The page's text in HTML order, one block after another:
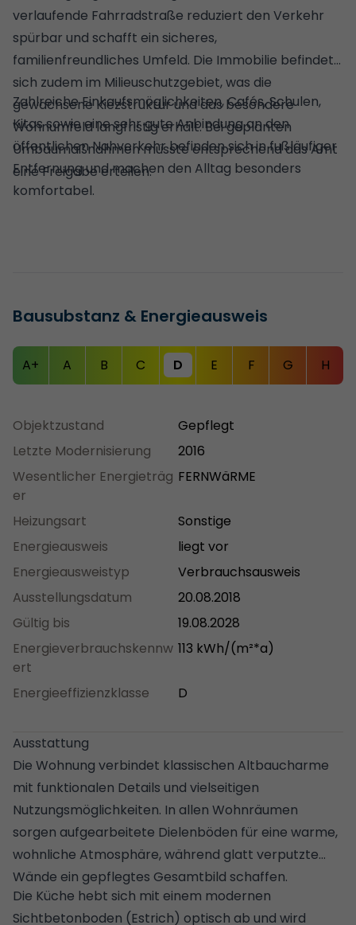
verlaufende Fahrradstraße reduziert den Verkehr
spürbar und schafft ein sicheres,
familienfreundliches Umfeld. Die Immobilie befindet
sich zudem im Milieuschutzgebiet, was die
gewachsene Kiezstruktur und das besondere
Wohnumfeld langfristig erhält. Bei geplanten
Umbaumaßnahmen müsste entsprechend das Amt
eine Freigabe erteilen.
Zahlreiche Einkaufsmöglichkeiten, Cafés, Schulen,
Kitas sowie eine sehr gute Anbindung an den
öffentlichen Nahverkehr befinden sich in fußläufiger
Entfernung und machen den Alltag besonders
komfortabel.
Bausubstanz & Energieausweis
A+ A B C D E F G H
Objektzustand
Gepflegt
Letzte Modernisierung
2016
Wesentlicher Energieträg
er
FERNWäRME
Heizungsart
Sonstige
Energieausweis
liegt vor
Energieausweistyp
Verbrauchsausweis
Ausstellungsdatum
20.08.2018
Gültig bis
19.08.2028
Energieverbrauchskennw
ert
113 kWh/(m²*a)
Energieeffizienzklasse D
Ausstattung
Die Wohnung verbindet klassischen Altbaucharme
mit funktionalen Details und vielseitigen
Nutzungsmöglichkeiten. In allen Wohnräumen
sorgen aufgearbeitete Dielenböden für eine warme,
wohnliche Atmosphäre, während glatt verputzte
Wände ein gepflegtes Gesamtbild schaffen.
Die Küche hebt sich mit einem modernen
Sichtbetonboden (Estrich) optisch ab und wird